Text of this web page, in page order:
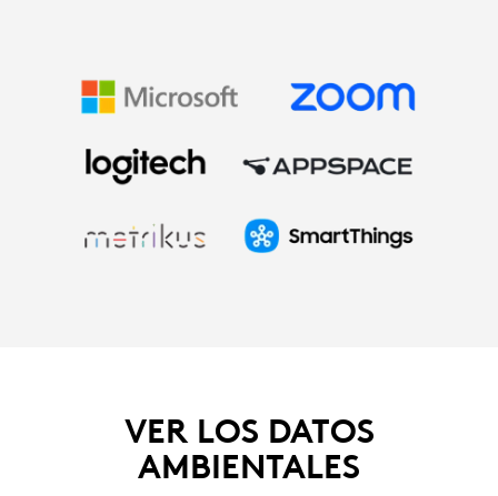
VER LOS DATOS
AMBIENTALES